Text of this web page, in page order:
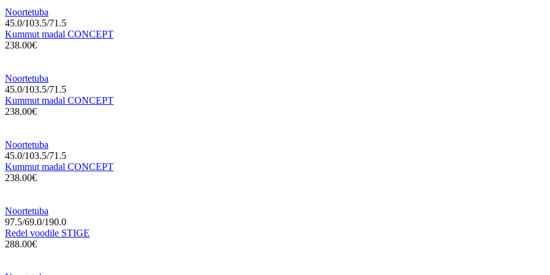
Noortetuba
45.0/103.5/71.5
Kummut madal CONCEPT
238.00€
Noortetuba
45.0/103.5/71.5
Kummut madal CONCEPT
238.00€
Noortetuba
45.0/103.5/71.5
Kummut madal CONCEPT
238.00€
Noortetuba
97.5/69.0/190.0
Redel voodile STIGE
288.00€